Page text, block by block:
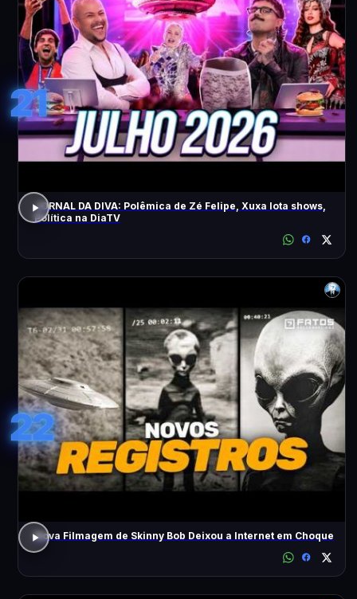
21
JORNAL DA DIVA: Polêmica de Zé Felipe, Xuxa lota shows,
Política na DiaTV
22
Nova Filmagem de Skinny Bob Deixou a Internet em Choque